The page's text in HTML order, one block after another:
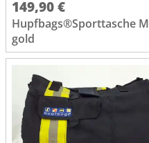
149,90 €
Hupfbags®Sporttasche M
gold